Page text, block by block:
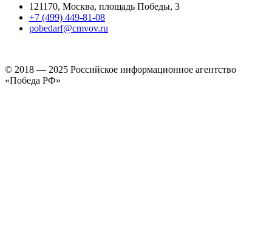
121170, Москва, площадь Победы, 3
+7 (499) 449-81-08
pobedarf@cmvov.ru
© 2018 — 2025 Российское информационное агентство
«Победа РФ»